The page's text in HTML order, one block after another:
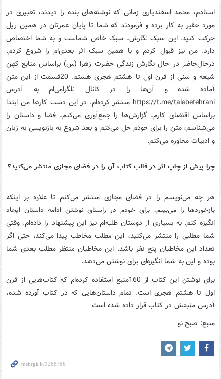
استادم، محمد اسفندیاری زمانی که نوشته‌های بنده را دیدند، تعبیری در
مورد حقیر به کار برده و فرمودند که شما تا پایان عمرتان در همین ریل
حرکت کنید. این سبک نگارش، سبک خاص شماست و به شما اختصاص
دارد. من نیز قبول کردم و با همین سبک اثر بعدی‌ام را شروع کردم.
درحال‌حاضر در حال نگارش زندگی حضرت زهرا (س) براساس منابع کهن
شیعه و سنی از قرن اول تا هشتم هجری هستم. 20قسمت از این متن
آماده شده و آن‌ها را در کانال تلگرامی‌ام به آدرس
https://t.me/talabetehrani منتشر کرده‌ام. در این دست ‌کارها من ابتدا
براساس اقتضای کارم، گزارش‌ها را جمع‌آوری می‌کنم، فضا و داستان را
می‌شناسم، متن را برای خودم حل می‌کنم و بعد شروع به بازنویسی به زبان
و ادبیات محاوره می‌کنم.
چرا پیش از چاپ اثر در قالب کتاب آن را در فضای مجازی منتشر می‌کنید؟
هر چه می‌نویسم را در فضای مجازی منتشر می‌کنم تا علاوه بر اینکه
بازخوردها را می‌بینم، برای خودم در راستای نوشتن ادامه داستان ایجاد
انگیزه کنم. به بسیاری از دوستان طلبه‌ام نیز این پیشنهاد را داده‌ام. وقتی
شما مطلبی را منتشر می‌کنید، این مطلب مخاطب پیدا می‌کند، حتی اگر
تعداد این مخاطبان پنج نفر باشد. این مخاطبان منتظر مطلب بعدی شما
بوده و این به شما انگیزه‌ای برای نوشتن می‌دهد.
برای نوشتن این کتاب از 160منبع استفاده کرده‌ام که کتاب‌هایی از قرن
اول تا هشتم هجری است. تمام داستان‌هایی که در کتاب آورده شده،
آدرس منبعش در کتاب قرار داده شده است
منبع: صبح نو